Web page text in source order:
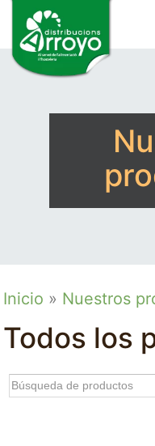
Inicio » Nuestros
Todos los